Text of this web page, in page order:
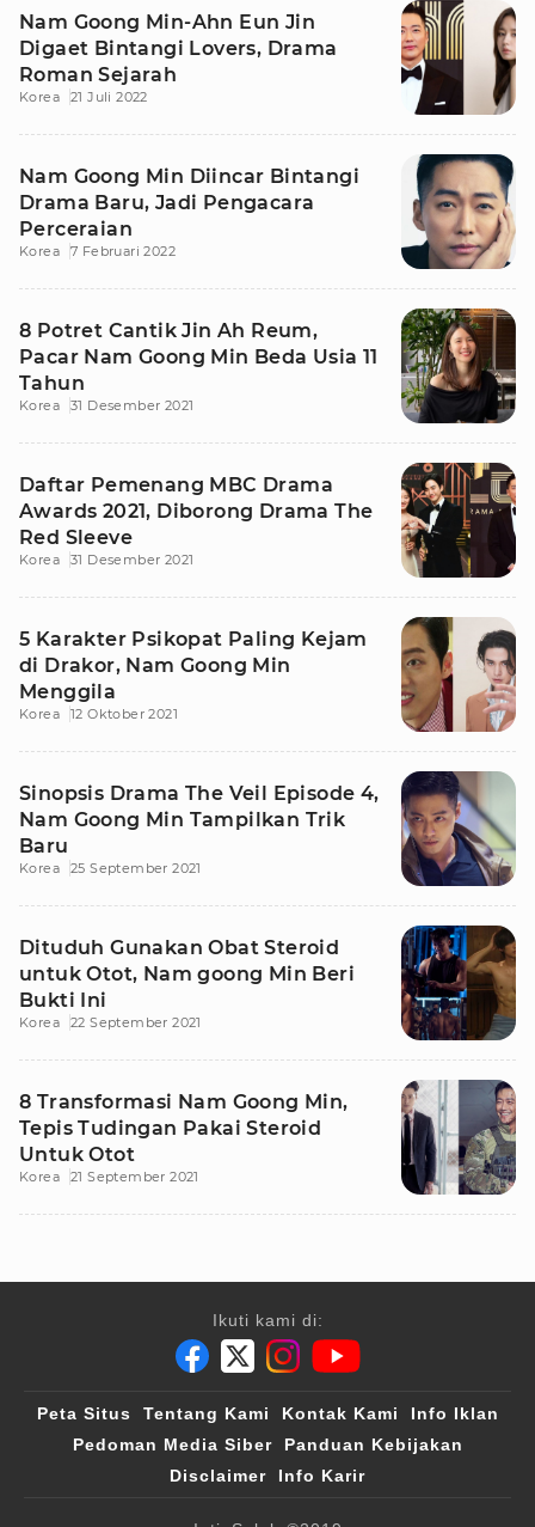
Nam Goong Min-Ahn Eun Jin
Digaet Bintangi Lovers, Drama
Roman Sejarah
Korea 21 Juli 2022
Nam Goong Min Diincar Bintangi
Drama Baru, Jadi Pengacara
Perceraian
Korea 7 Februari 2022
8 Potret Cantik Jin Ah Reum,
Pacar Nam Goong Min Beda Usia 11
Tahun
Korea 31 Desember 2021
Daftar Pemenang MBC Drama
Awards 2021, Diborong Drama The
Red Sleeve
Korea 31 Desember 2021
5 Karakter Psikopat Paling Kejam
di Drakor, Nam Goong Min
Menggila
Korea 12 Oktober 2021
Sinopsis Drama The Veil Episode 4,
Nam Goong Min Tampilkan Trik
Baru
Korea 25 September 2021
Dituduh Gunakan Obat Steroid
untuk Otot, Nam goong Min Beri
Bukti Ini
Korea 22 September 2021
8 Transformasi Nam Goong Min,
Tepis Tudingan Pakai Steroid
Untuk Otot
Korea 21 September 2021
Ikuti kami di:
Peta Situs Tentang Kami Kontak Kami
Info Iklan
Pedoman Media Siber
Panduan Kebijakan
Disclaimer
Info Karir